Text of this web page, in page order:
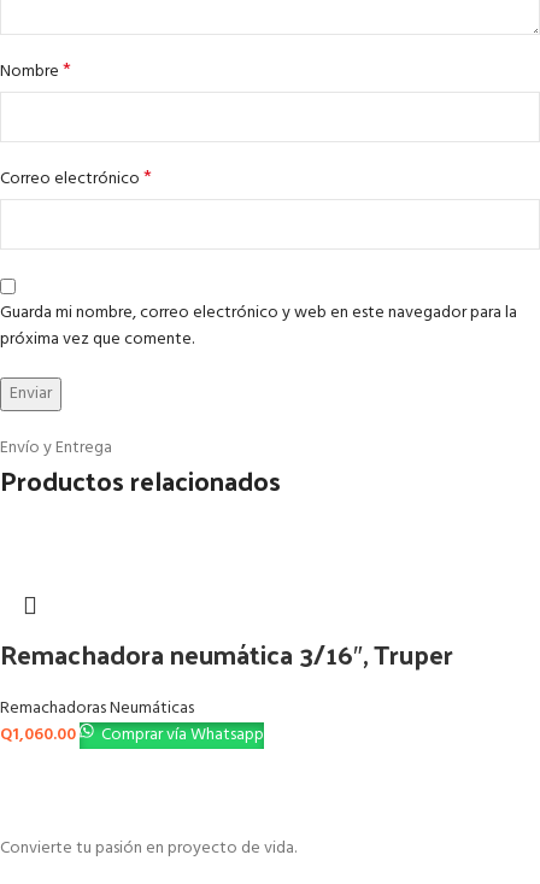
Nombre*
Correo electrónico*
Guarda mi nombre, correo electrónico y web en este navegador para la
próxima vez que comente.
Envío y Entrega
Productos relacionados
Remachadora neumática 3/16″, Truper
Remachadoras Neumáticas
Q1,060.00 Comprar vía Whatsapp
Convierte tu pasión en proyecto de vida.